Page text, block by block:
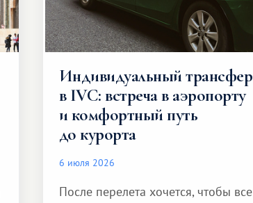
Индивидуальный трансфер
в IVC: встреча в аэропорту
и комфортный путь
до курорта
6 июля 2026
После перелета хочется, чтобы все